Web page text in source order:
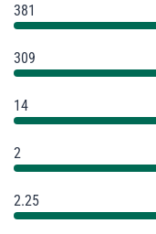
381
309
14
2
2.25